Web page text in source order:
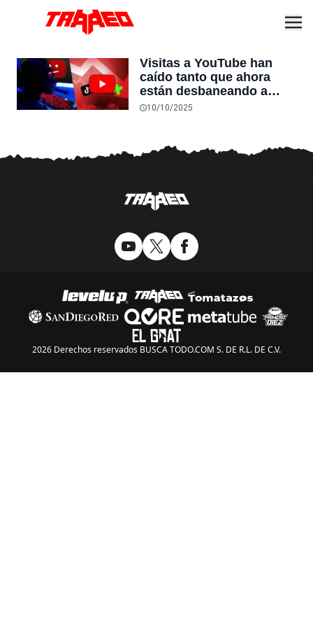
Visitas a YouTube han
caído tanto que ahora
están desbaneando a
Youtubers castigados
condiciones
10/10/2025
2026 Derechos reservados BUSCA TODO.COM S. DE R.L. DE C.V.